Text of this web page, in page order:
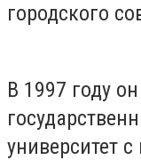
городского
В 1997 году
университет